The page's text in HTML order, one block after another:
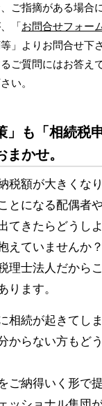
ご指摘がある場合
「お問合せフォー
」よりお問合せ下
ご質問にはお答え
い。
」も「相続税
まかせ。
税額が大きくな
とになる配偶者
てきたらどうし
えていませんか？
理士法人だから
ります。
相続が起きてし
からない方もど
ご納得いく形で